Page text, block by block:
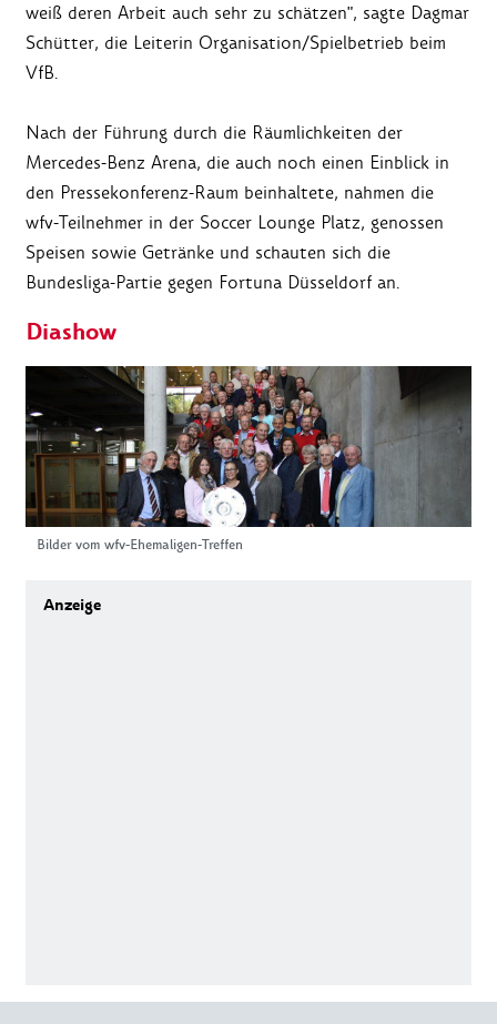
weiß deren Arbeit auch sehr zu schätzen", sagte Dagmar
Schütter, die Leiterin Organisation/Spielbetrieb beim
VfB.
Nach der Führung durch die Räumlichkeiten der
Mercedes-Benz Arena, die auch noch einen Einblick in
den Pressekonferenz-Raum beinhaltete, nahmen die
wfv-Teilnehmer in der Soccer Lounge Platz, genossen
Speisen sowie Getränke und schauten sich die
Bundesliga-Partie gegen Fortuna Düsseldorf an.
Diashow
Bilder vom wfv-Ehemaligen-Treffen